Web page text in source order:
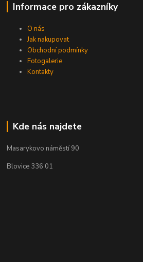
Informace pro zákazníky
O nás
Jak nakupovat
Obchodní podmínky
Fotogalerie
Kontakty
Kde nás najdete
Masarykovo náměstí 90
Blovice 336 01